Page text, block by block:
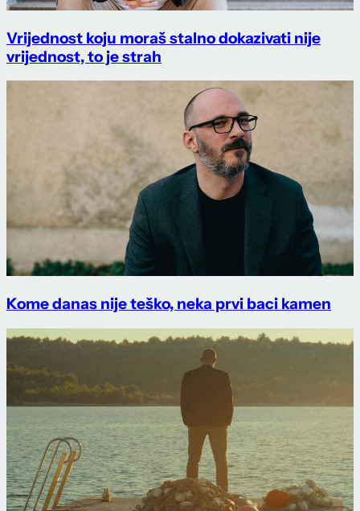
Vrijednost koju moraš stalno dokazivati nije
vrijednost, to je strah
Kome danas nije teško, neka prvi baci kamen